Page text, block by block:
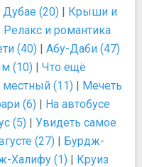
Дубае (20) | Крыши и
Релакс и романтика
(40) | Абу-Даби (47)
(10) | Что ещё
(11) | Мечеть
(6) | На автобусе
(5) | Увидеть самое
(27) | Бурдж-
Халифу (1) | Круиз